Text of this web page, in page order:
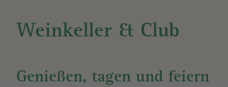
Weinkeller & Club
Genießen, tagen und feiern